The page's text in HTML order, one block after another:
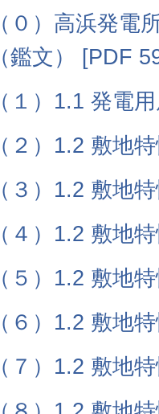
（０）高浜発電
（鑑文） [PDF
（１）1.1 発電
（２）1.2 敷地
（３）1.2 敷地
（４）1.2 敷地
（５）1.2 敷地
（６）1.2 敷地
（７）1.2 敷地